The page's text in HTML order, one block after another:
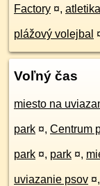
Factory ¤, atletika
plážový volejbal
Voľný čas
miesto na
park ¤, Centrum
park ¤, park ¤,
uviazanie psov ¤,